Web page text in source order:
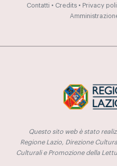
Contatti • Credits• Privacy
Questo sito web è stato
Regione Lazio, Direzione
Culturali e Promozione della